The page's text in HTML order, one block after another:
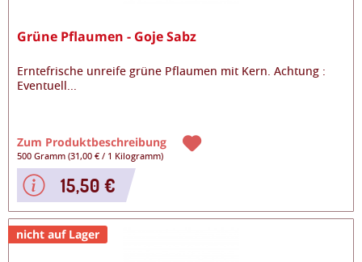
Grüne Pflaumen - Goje Sabz
Erntefrische unreife grüne Pflaumen mit Kern. Achtung :
Eventuell ...
Zum Produktbeschreibung
500 Gramm(31,00 € / 1 Kilogramm)
15,50 €
nicht auf Lager